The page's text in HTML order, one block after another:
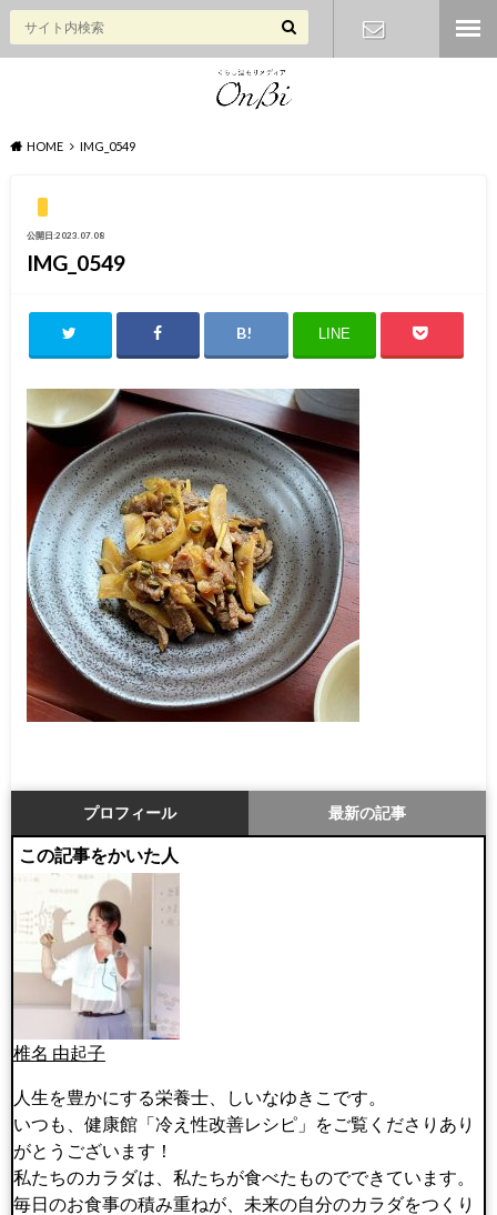
HOME IMG_0549
公開日:2023.07.08
IMG_0549
LINE
プロフィール 最新の記事
この記事をかいた人
椎名 由起子
人生を豊かにする栄養士、しいなゆきこです。
いつも、健康館「冷え性改善レシピ」をご覧くださりあり
がとうございます！
私たちのカラダは、私たちが食べたものでできています。
毎日のお食事の積み重ねが、未来の自分のカラダをつくり